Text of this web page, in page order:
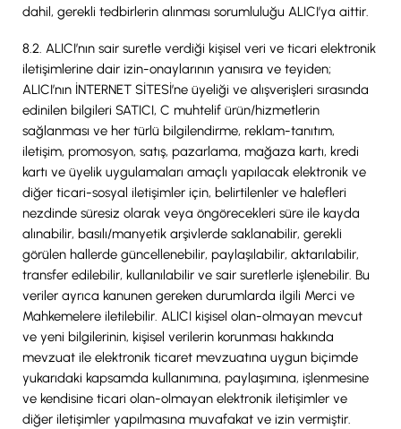
dahil, gerekli tedbirlerin alınması sorumluluğu ALICI’ya aittir.
8.2. ALICI’nın sair suretle verdiği kişisel veri ve ticari elektronik
iletişimlerine dair izin-onaylarının yanısıra ve teyiden;
ALICI’nın İNTERNET SİTESİ’ne üyeliği ve alışverişleri sırasında
edinilen bilgileri SATICI, C muhtelif ürün/hizmetlerin
sağlanması ve her türlü bilgilendirme, reklam-tanıtım,
iletişim, promosyon, satış, pazarlama, mağaza kartı, kredi
kartı ve üyelik uygulamaları amaçlı yapılacak elektronik ve
diğer ticari-sosyal iletişimler için, belirtilenler ve halefleri
nezdinde süresiz olarak veya öngörecekleri süre ile kayda
alınabilir, basılı/manyetik arşivlerde saklanabilir, gerekli
görülen hallerde güncellenebilir, paylaşılabilir, aktarılabilir,
transfer edilebilir, kullanılabilir ve sair suretlerle işlenebilir. Bu
veriler ayrıca kanunen gereken durumlarda ilgili Merci ve
Mahkemelere iletilebilir. ALICI kişisel olan-olmayan mevcut
ve yeni bilgilerinin, kişisel verilerin korunması hakkında
mevzuat ile elektronik ticaret mevzuatına uygun biçimde
yukarıdaki kapsamda kullanımına, paylaşımına, işlenmesine
ve kendisine ticari olan-olmayan elektronik iletişimler ve
diğer iletişimler yapılmasına muvafakat ve izin vermiştir.